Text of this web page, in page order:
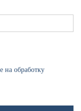
на обработку